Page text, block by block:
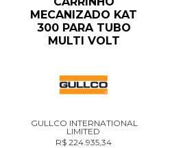
MECANIZADO KAT
300 PARA TUBO
MULTI VOLT
GULLCO INTERNATIONAL
LIMITED
R$ 224.935,34